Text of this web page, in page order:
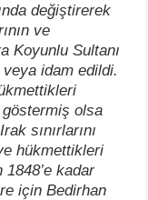
değiştirerek
ve
Koyunlu Sultanı
veya idam edildi.
olsa
sınırlarını
hükmettikleri
kadar
için Bedirhan